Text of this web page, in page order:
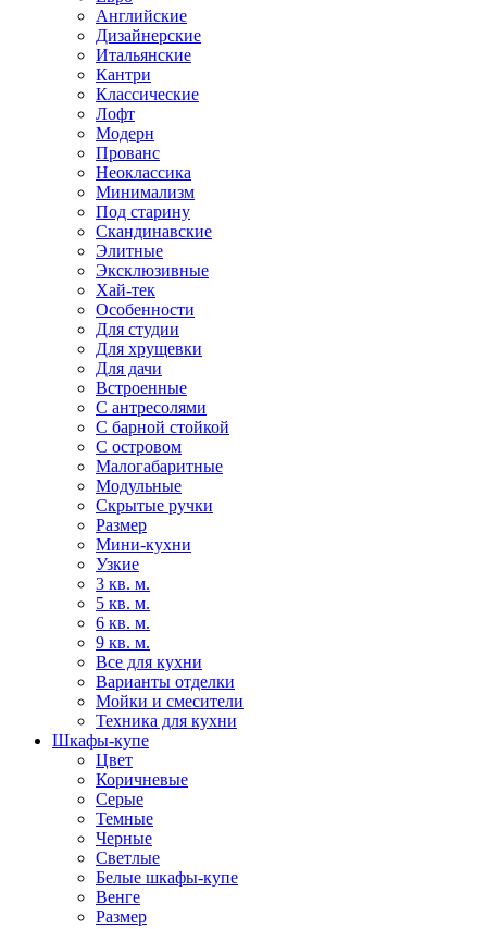
Английские
Дизайнерские
Итальянские
Кантри
Классические
Лофт
Модерн
Прованс
Неоклассика
Минимализм
Под старину
Скандинавские
Элитные
Эксклюзивные
Хай-тек
Особенности
Для студии
Для хрущевки
Для дачи
Встроенные
С антресолями
С барной стойкой
С островом
Малогабаритные
Модульные
Скрытые ручки
Размер
Мини-кухни
Узкие
3 кв. м.
5 кв. м.
6 кв. м.
9 кв. м.
Все для кухни
Варианты отделки
Мойки и смесители
Техника для кухни
Шкафы-купе
Цвет
Коричневые
Серые
Темные
Черные
Светлые
Белые шкафы-купе
Венге
Размер